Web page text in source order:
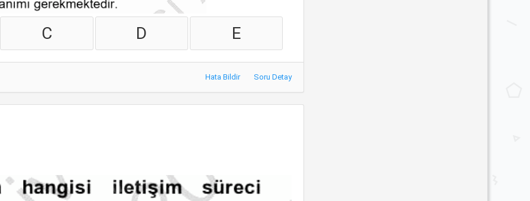
C D E
Hata Bildir Soru Detay